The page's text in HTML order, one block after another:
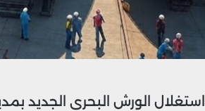
الورش البحري الجديد